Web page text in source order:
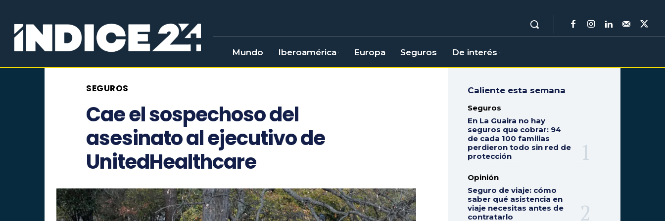
Mundo Iberoamérica Europa Seguros De interés
SEGUROS
Cae el sospechoso del
asesinato al ejecutivo de
UnitedHealthcare
Caliente esta semana
Seguros
En La Guaira no hay
seguros que cobrar: 94
de cada 100 familias
perdieron todo sin red de
protección
Opinión
Seguro de viaje: cómo
saber qué asistencia en
viaje necesitas antes de
contratarlo